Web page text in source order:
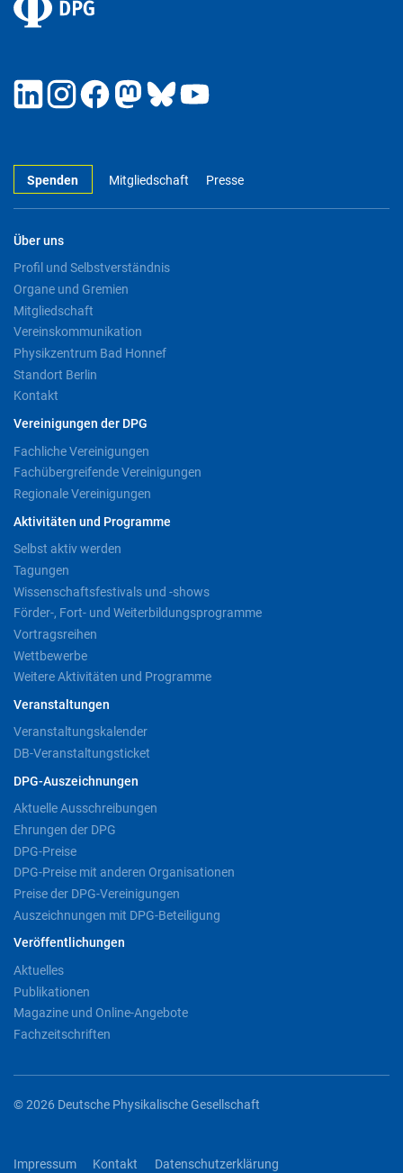
Spenden Mitgliedschaft Presse
Über uns
Profil und Selbstverständnis
Organe und Gremien
Mitgliedschaft
Vereinskommunikation
Physikzentrum Bad Honnef
Standort Berlin
Kontakt
Vereinigungen der DPG
Fachliche Vereinigungen
Fachübergreifende Vereinigungen
Regionale Vereinigungen
Aktivitäten und Programme
Selbst aktiv werden
Tagungen
Wissenschaftsfestivals und -shows
Förder-, Fort- und Weiterbildungsprogramme
Vortragsreihen
Wettbewerbe
Weitere Aktivitäten und Programme
Veranstaltungen
Veranstaltungskalender
DB-Veranstaltungsticket
DPG-Auszeichnungen
Aktuelle Ausschreibungen
Ehrungen der DPG
DPG-Preise
DPG-Preise mit anderen Organisationen
Preise der DPG-Vereinigungen
Auszeichnungen mit DPG-Beteiligung
Veröffentlichungen
Aktuelles
Publikationen
Magazine und Online-Angebote
Fachzeitschriften
© 2026 Deutsche Physikalische Gesellschaft
Impressum Kontakt Datenschutzerklärung